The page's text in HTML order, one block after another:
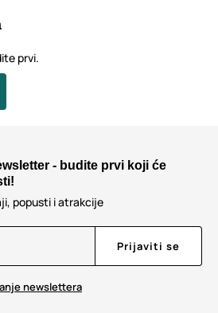
prvi.
- budite prvi koji će
popusti i atrakcije
Prijaviti se
newslettera